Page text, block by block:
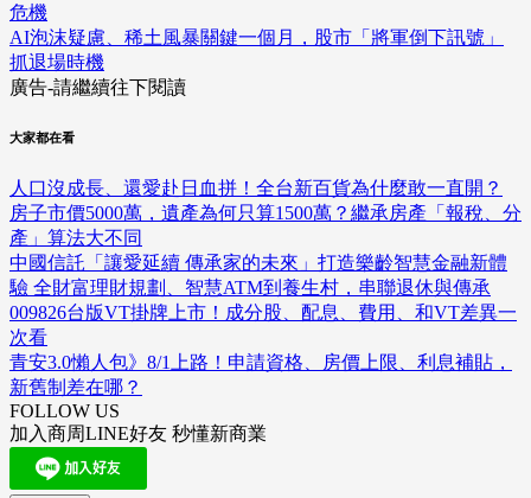
危機
AI泡沫疑慮、稀土風暴關鍵一個月，股市「將軍倒下訊號」
抓退場時機
廣告-請繼續往下閱讀
大家都在看
人口沒成長、還愛赴日血拼！全台新百貨為什麼敢一直開？
房子市價5000萬，遺產為何只算1500萬？繼承房產「報稅、分
產」算法大不同
中國信託「讓愛延續 傳承家的未來」打造樂齡智慧金融新體
驗 全財富理財規劃、智慧ATM到養生村，串聯退休與傳承
009826台版VT掛牌上市！成分股、配息、費用、和VT差異一
次看
青安3.0懶人包》8/1上路！申請資格、房價上限、利息補貼，
新舊制差在哪？
FOLLOW US
加入商周LINE好友 秒懂新商業